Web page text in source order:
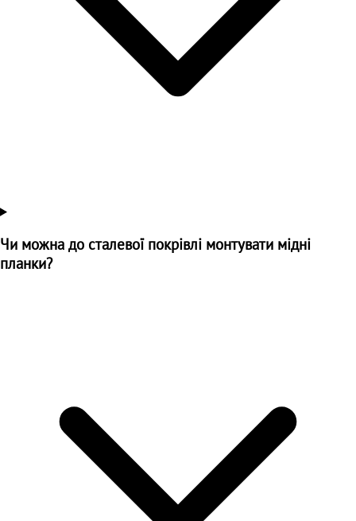
Чи можна до сталевої покрівлі монтувати мідні
планки?